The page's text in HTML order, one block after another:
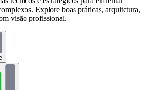
Explore boas práticas, arquitetura,
visão profissional.